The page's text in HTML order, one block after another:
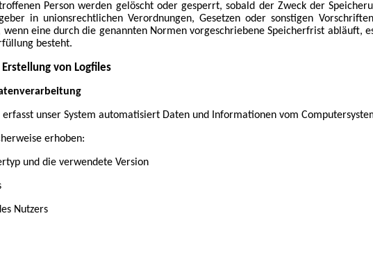
Person werden gelöscht oder gesperrt, sobald der Zweck der
in unionsrechtlichen Verordnungen, Gesetzen oder sonstigen
eine durch die genannten Normen vorgeschriebene Speicherfrist
besteht.
von Logfiles
unser System automatisiert Daten und Informationen vom
erhoben:
und die verwendete Version
Nutzers